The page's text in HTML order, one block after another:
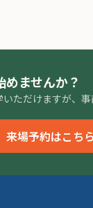
めませんか？
ただけますが、
来場予約はこちら